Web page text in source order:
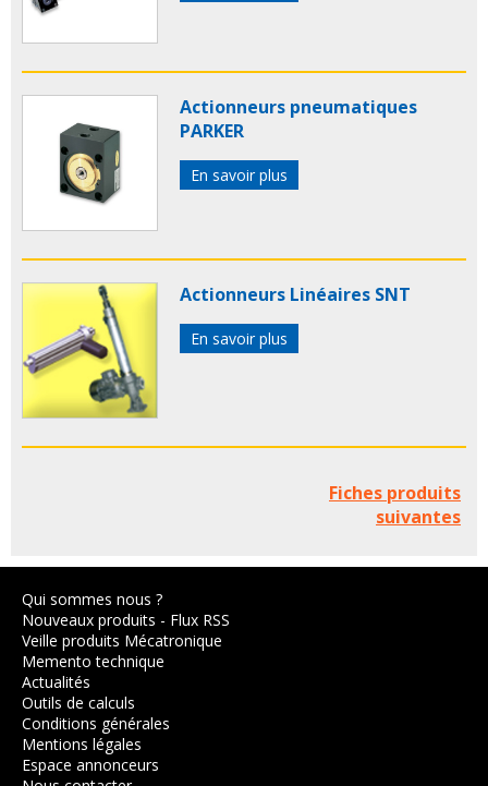
Actionneurs pneumatiques
PARKER
En savoir plus
Actionneurs Linéaires SNT
En savoir plus
Fiches produits
suivantes
Qui sommes nous ?
Nouveaux produits - Flux RSS
Veille produits Mécatronique
Memento technique
Actualités
Outils de calculs
Conditions générales
Mentions légales
Espace annonceurs